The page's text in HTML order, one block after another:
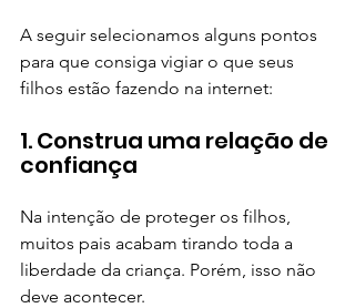
A seguir selecionamos alguns pontos
para que consiga vigiar o que seus
filhos estão fazendo na internet:
1. Construa uma relação de
confiança
Na intenção de proteger os filhos,
muitos pais acabam tirando toda a
liberdade da criança. Porém, isso não
deve acontecer.